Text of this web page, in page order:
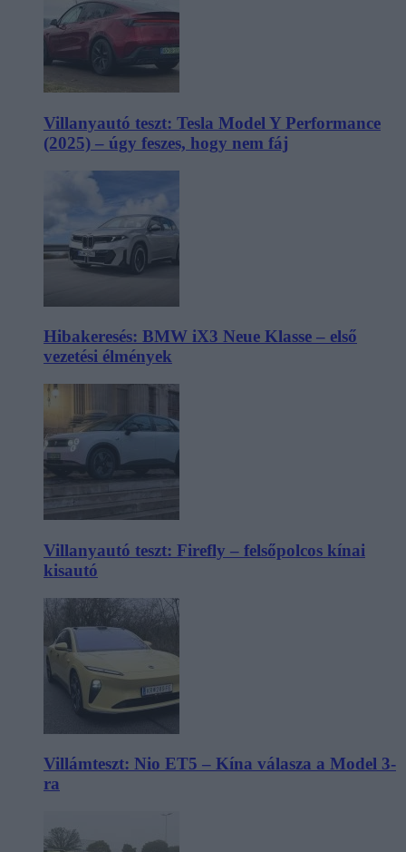
Villanyautó teszt: Tesla Model Y Performance
(2025) – úgy feszes, hogy nem fáj
Hibakeresés: BMW iX3 Neue Klasse – első
vezetési élmények
Villanyautó teszt: Firefly – felsőpolcos kínai
kisautó
Villámteszt: Nio ET5 – Kína válasza a Model 3-
ra